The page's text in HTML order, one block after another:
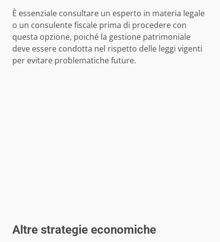
È essenziale consultare un esperto in materia legale
o un consulente fiscale prima di procedere con
questa opzione, poiché la gestione patrimoniale
deve essere condotta nel rispetto delle leggi vigenti
per evitare problematiche future.
Altre strategie economiche